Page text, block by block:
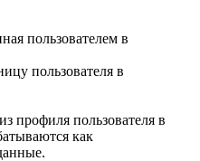
пользователем в
пользователя в
профиля пользователя в
как